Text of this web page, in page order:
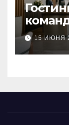
15 ИЮНЯ